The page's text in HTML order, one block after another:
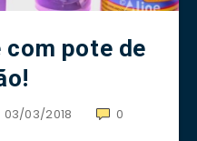
com pote de
03/03/2018 0